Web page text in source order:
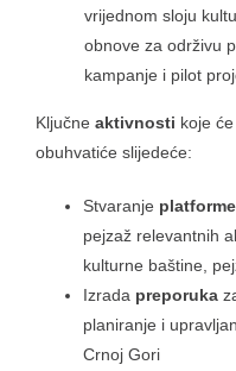
vrijednom sloju
obnove za održivu
kampanje i pilot
Ključne aktivnosti koje
obuhvatiće slijedeće:
Stvaranje platforme
pejzaž relevantnih
kulturne baštine,
Izrada preporuka
planiranje i
Crnoj Gori